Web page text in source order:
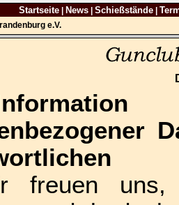
Startseite| News| Schießstände|
e.V.
freuen uns,